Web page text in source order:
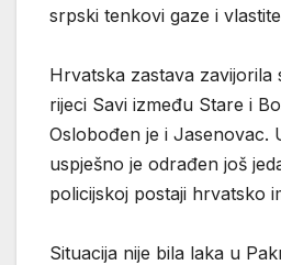
srpski tenkovi gaze i
Hrvatska zastava zavijorila
rijeci Savi između Stare i
Oslobođen je i Jasenovac.
uspješno je odrađen još
policijskoj postaji hrvatsko
Situacija nije bila laka u